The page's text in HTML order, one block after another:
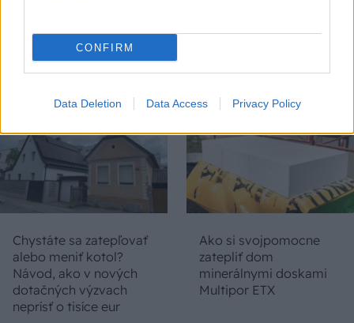
CONFIRM
Data Deletion Data Access Privacy Policy
DOM
Chystáte sa zatepľovať
alebo meniť kotol?
Návod, ako v nových
dotačných výzvach
neprísť o tisíce eur
Ako si svojpomocne
zatepliť dom
minerálnymi doskami
Multipor ETX